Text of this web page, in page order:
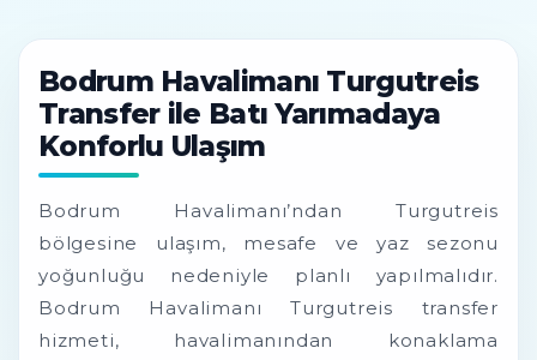
Bodrum Havalimanı Turgutreis
Transfer ile Batı Yarımadaya
Konforlu Ulaşım
Bodrum Havalimanı’ndan Turgutreis
bölgesine ulaşım, mesafe ve yaz sezonu
yoğunluğu nedeniyle planlı yapılmalıdır.
Bodrum Havalimanı Turgutreis transfer
hizmeti, havalimanından konaklama